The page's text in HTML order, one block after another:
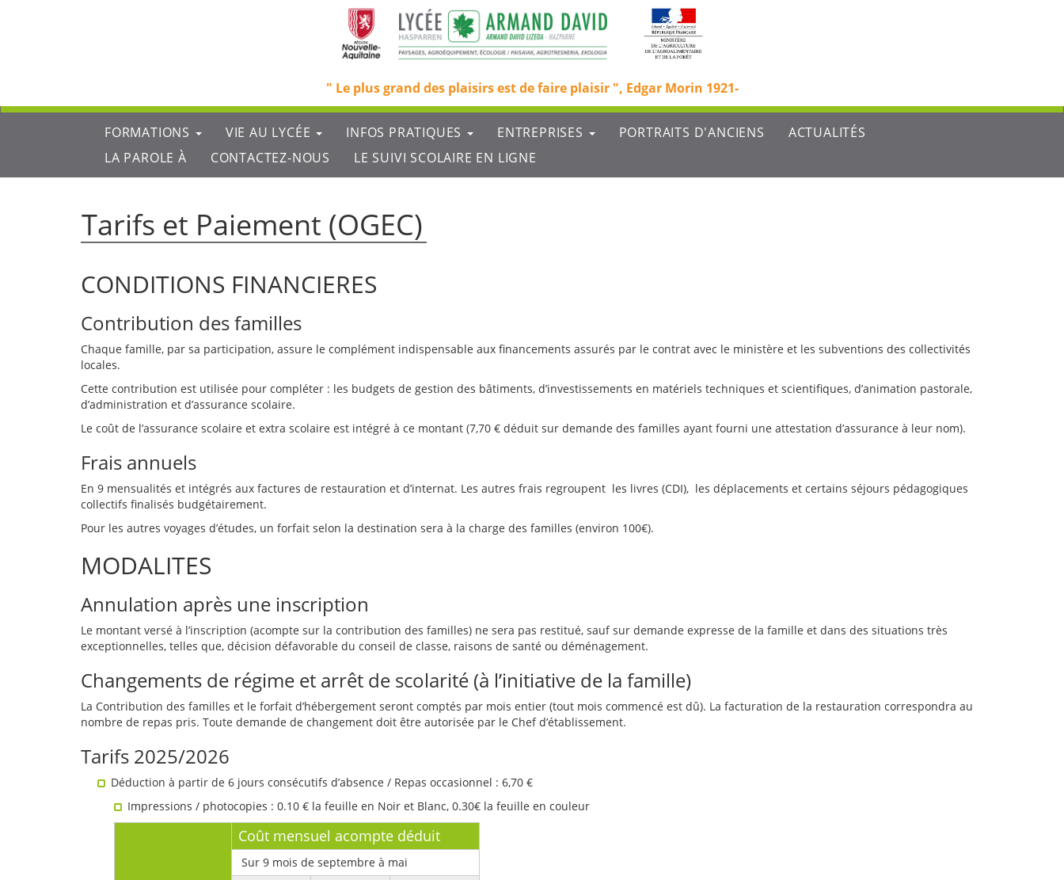
Le plus grand des plaisirs est de faire plaisir Edgar Morin 1921-
Menu
principal
FORMATIONS VIE AU LYCÉE INFOS PRATIQUES ENTREPRISES PORTRAITS D'ANCIENS
ACTUALITÉS
LA PAROLE À
CONTACTEZ-NOUS LE SUIVI SCOLAIRE EN LIGNE
Tarifs et Paiement (OGEC)
CONDITIONS FINANCIERES
Contribution des familles
Chaque famille, par sa participation, assure le complément indispensable aux financements assurés par le contrat avec le ministère et les subventions des collectivités
locales.
Cette contribution est utilisée pour compléter : les budgets de gestion des bâtiments, d’investissements en matériels techniques et scientifiques, d’animation pastorale,
d’administration et d’assurance scolaire.
Le coût de l’assurance scolaire et extra scolaire est intégré à ce montant (7,70 € déduit sur demande des familles ayant fourni une attestation d’assurance à leur nom).
Frais annuels
En 9 mensualités et intégrés aux factures de restauration et d’internat. Les autres frais regroupent les livres (CDI), les déplacements et certains séjours pédagogiques
collectifs finalisés budgétairement.
Pour les autres voyages d’études, un forfait selon la destination sera à la charge des familles (environ 100€).
MODALITES
Annulation après une inscription
Le montant versé à l’inscription (acompte sur la contribution des familles) ne sera pas restitué, sauf sur demande expresse de la famille et dans des situations très
exceptionnelles, telles que, décision défavorable du conseil de classe, raisons de santé ou déménagement.
Changements de régime et arrêt de scolarité (à l’initiative de la famille)
La Contribution des familles et le forfait d’hébergement seront comptés par mois entier (tout mois commencé est dû). La facturation de la restauration correspondra au
nombre de repas pris. Toute demande de changement doit être autorisée par le Chef d’établissement.
Tarifs 2025/2026
Déduction à partir de 6 jours consécutifs d’absence / Repas occasionnel : 6,70 €
Impressions / photocopies : 0.10 € la feuille en Noir et Blanc, 0.30€ la feuille en couleur
Coût mensuel acompte déduit
Sur 9 mois de septembre à mai